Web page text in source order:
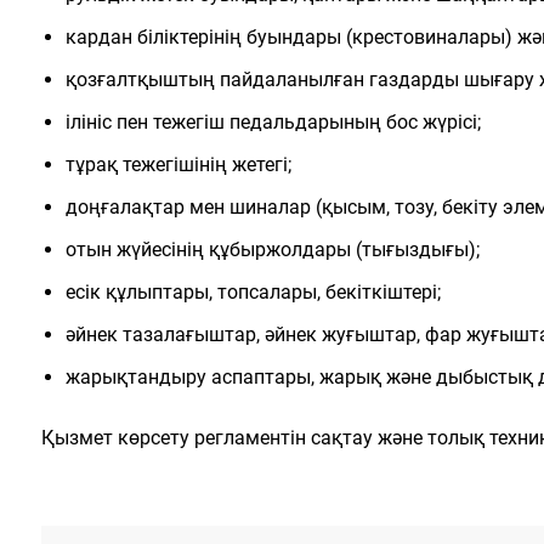
кардан біліктерінің буындары (крестовиналары)
қозғалтқыштың пайдаланылған газдарды шығару
ілініс пен тежегіш педальдарының бос жүрісі;
тұрақ тежегішінің жетегі;
доңғалақтар мен шиналар (қысым, тозу, бекіту
отын жүйесінің құбыржолдары (тығыздығы);
есік құлыптары, топсалары, бекіткіштері;
әйнек тазалағыштар, әйнек жуғыштар, фар
жарықтандыру аспаптары, жарық және дыбыстық
Қызмет көрсету регламентін сақтау және толық